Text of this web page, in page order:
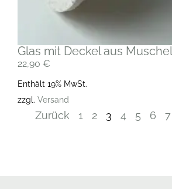
Glas mit Deckel aus
22,90 €
Enthält 19% MwSt.
zzgl. Versand
Zurück 1 2 3 4 5 6 7